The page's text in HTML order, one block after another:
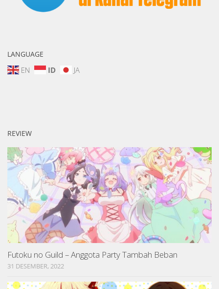
LANGUAGE
EN ID JA
REVIEW
Futoku no Guild – Anggota Party Tambah Beban
31 DESEMBER, 2022